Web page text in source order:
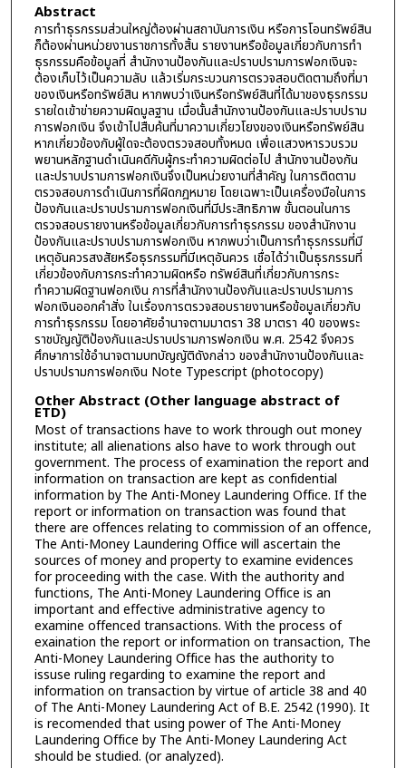
Abstract
การทำธุรกรรมส่วนใหญ่ต้องผ่านสถาบันการเงิน หรือการโอนทรัพย์สิน
ก็ต้องผ่านหน่วยงานราชการทั้งสิ้น รายงานหรือข้อมูลเกี่ยวกับการทำ
ธุรกรรมคือข้อมูลที่ สำนักงานป้องกันและปราบปรามการฟอกเงินจะ
ต้องเก็บไว้เป็นความลับ แล้วเริ่มกระบวนการตรวจสอบติดตามถึงที่มา
ของเงินหรือทรัพย์สิน หากพบว่าเงินหรือทรัพย์สินที่ได้มาของธุรกรรม
รายใดเข้าข่ายความผิดมูลฐาน เมื่อนั้นสำนักงานป้องกันและปราบปราม
การฟอกเงิน จึงเข้าไปสืบค้นที่มาความเกี่ยวโยงของเงินหรือทรัพย์สิน
หากเกี่ยวข้องกับผู้ใดจะต้องตรวจสอบทั้งหมด เพื่อแสวงหารวบรวม
พยานหลักฐานดำเนินคดีกับผู้กระทำความผิดต่อไป สำนักงานป้องกัน
และปราบปรามการฟอกเงินจึงเป็นหน่วยงานที่สำคัญ ในการติดตาม
ตรวจสอบการดำเนินการที่ผิดกฎหมาย โดยเฉพาะเป็นเครื่องมือในการ
ป้องกันและปราบปรามการฟอกเงินที่มีประสิทธิภาพ ขั้นตอนในการ
ตรวจสอบรายงานหรือข้อมูลเกี่ยวกับการทำธุรกรรม ของสำนักงาน
ป้องกันและปราบปรามการฟอกเงิน หากพบว่าเป็นการทำธุรกรรมที่มี
เหตุอันควรสงสัยหรือธุรกรรมที่มีเหตุอันควร เชื่อได้ว่าเป็นธุรกรรมที่
เกี่ยวข้องกับการกระทำความผิดหรือ ทรัพย์สินที่เกี่ยวกับการกระ
ทำความผิดฐานฟอกเงิน การที่สำนักงานป้องกันและปราบปรามการ
ฟอกเงินออกคำสั่ง ในเรื่องการตรวจสอบรายงานหรือข้อมูลเกี่ยวกับ
การทำธุรกรรม โดยอาศัยอำนาจตามมาตรา 38 มาตรา 40 ของพระ
ราชบัญญัติป้องกันและปราบปรามการฟอกเงิน พ.ศ. 2542 จึงควร
ศึกษาการใช้อำนาจตามบทบัญญัติดังกล่าว ของสำนักงานป้องกันและ
ปราบปรามการฟอกเงิน Note Typescript (photocopy)
Other Abstract (Other language abstract of
ETD)
Most of transactions have to work through out money
institute; all alienations also have to work through out
government. The process of examination the report and
information on transaction are kept as confidential
information by The Anti-Money Laundering Office. If the
report or information on transaction was found that
there are offences relating to commission of an offence,
The Anti-Money Laundering Office will ascertain the
sources of money and property to examine evidences
for proceeding with the case. With the authority and
functions, The Anti-Money Laundering Office is an
important and effective administrative agency to
examine offenced transactions. With the process of
exaination the report or information on transaction, The
Anti-Money Laundering Office has the authority to
issuse ruling regarding to examine the report and
information on transaction by virtue of article 38 and 40
of The Anti-Money Laundering Act of B.E. 2542 (1990). It
is recomended that using power of The Anti-Money
Laundering Office by The Anti-Money Laundering Act
should be studied. (or analyzed).